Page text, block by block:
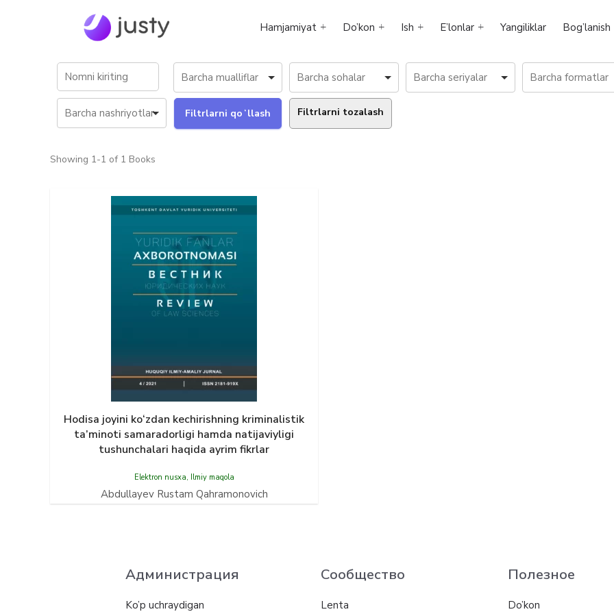
Hamjamiyat Do’kon Ish E’lonlar Yangiliklar Bog’lanish
Filtrlarni tozalash
Showing 1-1 of 1 Books
Hodisa joyini kо‘zdan kechirishning kriminalistik
ta’minoti samaradorligi hamda natijaviyligi
tushunchalari haqida ayrim fikrlar
Elektron nusxa, Ilmiy maqola
Abdullayev Rustam Qahramonovich
Администрация
Ko’p uchraydigan
Сообщество
Lenta
Полезное
Do’kon